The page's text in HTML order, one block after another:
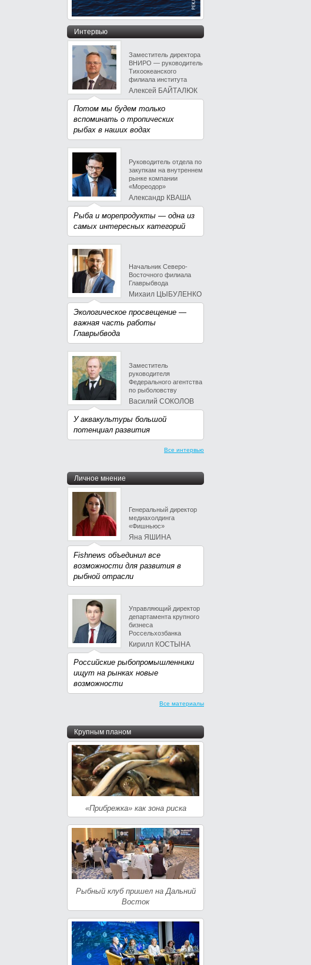
Интервью
Заместитель директора
ВНИРО — руководитель
Тихоокеанского
филиала института
Алексей БАЙТАЛЮК
Потом мы будем только
вспоминать о тропических
рыбах в наших водах
Руководитель отдела по
закупкам на внутреннем
рынке компании
«Мореодор»
Александр КВАША
Рыба и морепродукты — одна из
самых интересных категорий
Начальник Северо-
Восточного филиала
Главрыбвода
Михаил ЦЫБУЛЕНКО
Экологическое просвещение —
важная часть работы
Главрыбвода
Заместитель
руководителя
Федерального агентства
по рыболовству
Василий СОКОЛОВ
У аквакультуры большой
потенциал развития
Все интервью
Личное мнение
Генеральный директор
медиахолдинга
«Фишньюс»
Яна ЯШИНА
Fishnews объединил все
возможности для развития в
рыбной отрасли
Управляющий директор
департамента крупного
бизнеса
Россельхозбанка
Кирилл КОСТЫНА
Российские рыбопромышленники
ищут на рынках новые
возможности
Все материалы
Крупным планом
«Прибрежка» как зона риска
Рыбный клуб пришел на Дальний
Восток